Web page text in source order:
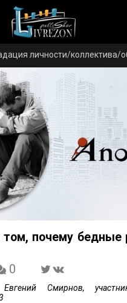
личности/коллектива/
том, почему
0
Смирнов,